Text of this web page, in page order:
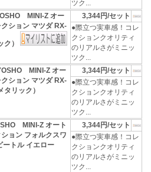
ツク...
MINI-Z オー
クション マツダ RX-
ク）
3,344円/セット
●際立つ実車感！コレ
クションクオリティ
のリアルさがミニッ
ツク...
MINI-Z オー
クション マツダ RX-
リック）
3,344円/セット
●際立つ実車感！コレ
クションクオリティ
のリアルさがミニッ
ツク...
MINI-Z オート
ョン フォルクスワ
ートル イエロー
3,344円/セット
●際立つ実車感！コレ
クションクオリティ
のリアルさがミニッ
ツク...